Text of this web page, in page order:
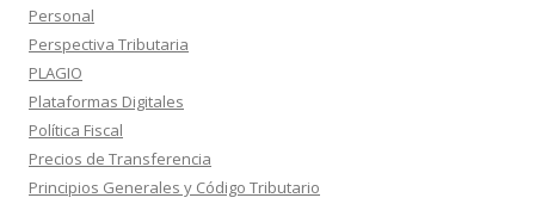
Personal
Perspectiva Tributaria
PLAGIO
Plataformas Digitales
Política Fiscal
Precios de Transferencia
Principios Generales y Código Tributario